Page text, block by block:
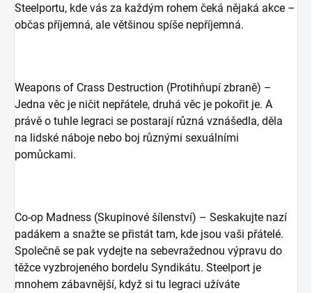
Steelportu, kde vás za každým rohem čeká nějaká akce –
občas příjemná, ale většinou spíše nepříjemná.
Weapons of Crass Destruction (Protihňupí zbraně) –
Jedna věc je ničit nepřátele, druhá věc je pokořit je. A
právě o tuhle legraci se postarají různá vznášedla, děla
na lidské náboje nebo boj různými sexuálními
pomůckami.
Co-op Madness (Skupinové šílenství) – Seskakujte nazí
padákem a snažte se přistát tam, kde jsou vaši přátelé.
Společně se pak vydejte na sebevražednou výpravu do
těžce vyzbrojeného bordelu Syndikátu. Steelport je
mnohem zábavnější, když si tu legraci užíváte